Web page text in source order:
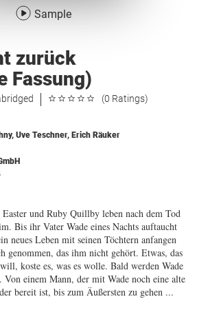
Sample
zurück
Fassung)
(0 Ratings)
, Uve Teschner, Erich Räuker
und Ruby Quillby leben nach dem Tod
Bis ihr Vater Wade eines Nachts auftaucht
neues Leben mit seinen Töchtern anfangen
genommen, das ihm nicht gehört. Etwas, das
koste es, was es wolle. Bald werden Wade
einem Mann, der mit Wade noch eine alte
bereit ist, bis zum Äußersten zu gehen ...